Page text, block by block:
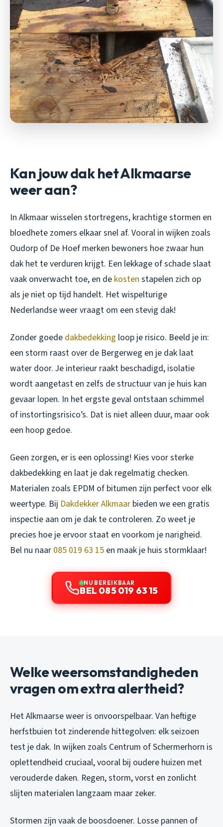
Kan jouw dak het Alkmaarse
weer aan?
In Alkmaar wisselen stortregens, krachtige stormen en
bloedhete zomers elkaar snel af. Vooral in wijken zoals
Oudorp of De Hoef merken bewoners hoe zwaar hun
dak het te verduren krijgt. Een lekkage of schade slaat
vaak onverwacht toe, en de kosten stapelen zich op
als je niet op tijd handelt. Het wispelturige
Nederlandse weer vraagt om een stevig dak!
Zonder goede dakbedekking loop je risico. Beeld je in:
een storm raast over de Bergerweg en je dak laat
water door. Je interieur raakt beschadigd, isolatie
wordt aangetast en zelfs de structuur van je huis kan
gevaar lopen. In het ergste geval ontstaan schimmel
of instortingsrisico’s. Dat is niet alleen duur, maar ook
een hoop gedoe.
Geen zorgen, er is een oplossing! Kies voor sterke
dakbedekking en laat je dak regelmatig checken.
Materialen zoals EPDM of bitumen zijn perfect voor elk
weertype. Bij Dakdekker Alkmaar bieden we een gratis
inspectie aan om je dak te controleren. Zo weet je
precies hoe je ervoor staat en voorkom je narigheid.
Bel nu naar 085 019 63 15 en maak je huis stormklaar!
NU BEREIKBAAR
BEL 085 019 63 15
Welke weersomstandigheden
vragen om extra alertheid?
Het Alkmaarse weer is onvoorspelbaar. Van heftige
herfstbuien tot zinderende hittegolven: elk seizoen
test je dak. In wijken zoals Centrum of Schermerhorn is
oplettendheid cruciaal, vooral bij oudere huizen met
verouderde daken. Regen, storm, vorst en zonlicht
slijten materialen langzaam maar zeker.
Stormen zijn vaak de boosdoener. Losse pannen of